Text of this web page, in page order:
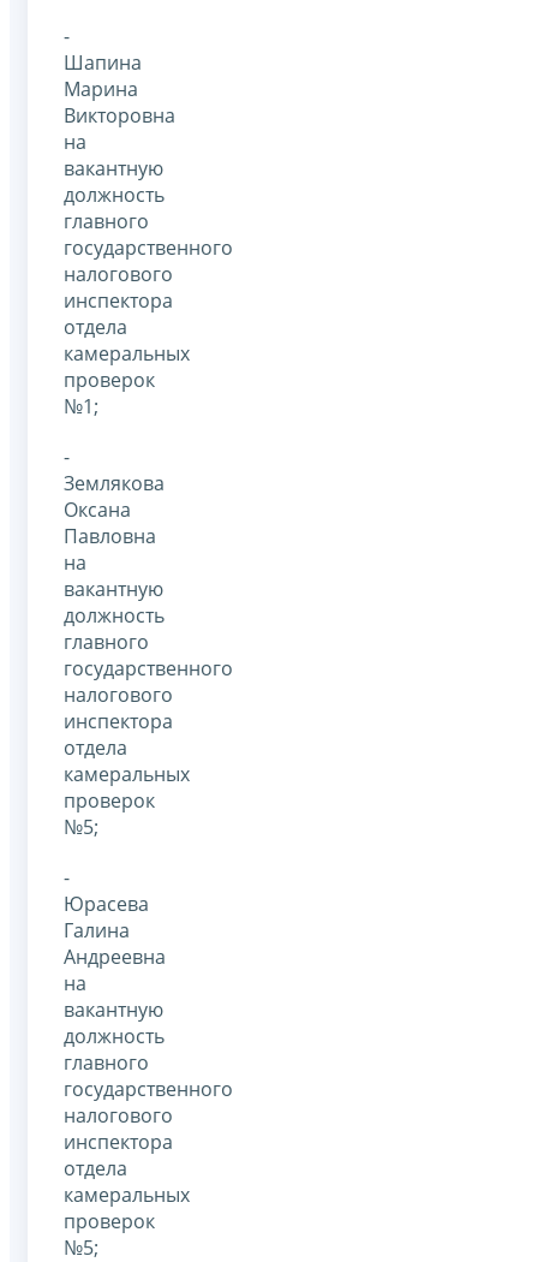
-
Шапина
Марина
Викторовна
на
вакантную
должность
главного
государственного
налогового
инспектора
отдела
камеральных
проверок
№1;
-
Землякова
Оксана
Павловна
на
вакантную
должность
главного
государственного
налогового
инспектора
отдела
камеральных
проверок
№5;
-
Юрасева
Галина
Андреевна
на
вакантную
должность
главного
государственного
налогового
инспектора
отдела
камеральных
проверок
№5;